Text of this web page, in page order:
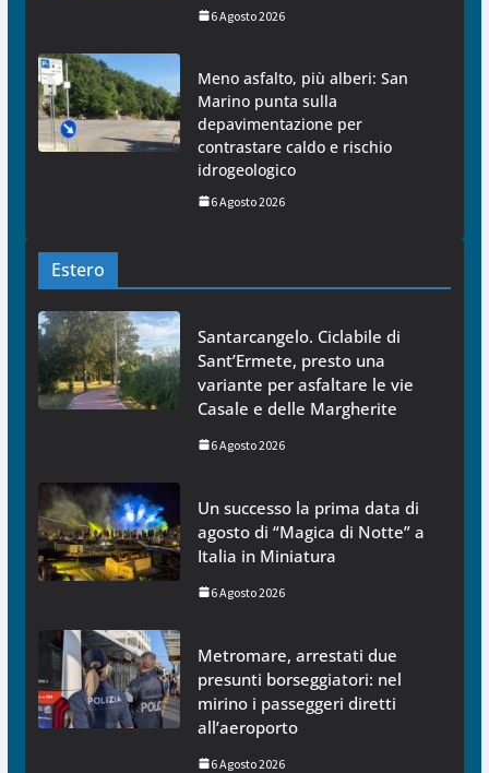
6 Agosto 2026
Meno asfalto, più alberi: San
Marino punta sulla
depavimentazione per
contrastare caldo e rischio
idrogeologico
6 Agosto 2026
Estero
Santarcangelo. Ciclabile di
Sant’Ermete, presto una
variante per asfaltare le vie
Casale e delle Margherite
6 Agosto 2026
Un successo la prima data di
agosto di “Magica di Notte” a
Italia in Miniatura
6 Agosto 2026
Metromare, arrestati due
presunti borseggiatori: nel
mirino i passeggeri diretti
all’aeroporto
6 Agosto 2026